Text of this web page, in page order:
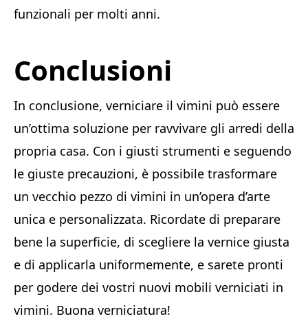
funzionali per molti anni.
Conclusioni
In conclusione, verniciare il vimini può essere
un’ottima soluzione per ravvivare gli arredi della
propria casa. Con i giusti strumenti e seguendo
le giuste precauzioni, è possibile trasformare
un vecchio pezzo di vimini in un’opera d’arte
unica e personalizzata. Ricordate di preparare
bene la superficie, di scegliere la vernice giusta
e di applicarla uniformemente, e sarete pronti
per godere dei vostri nuovi mobili verniciati in
vimini. Buona verniciatura!